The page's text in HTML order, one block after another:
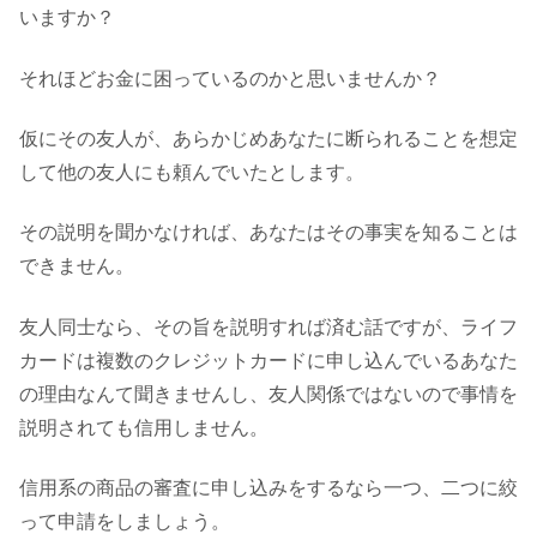
いますか？
それほどお金に困っているのかと思いませんか？
仮にその友人が、あらかじめあなたに断られることを想定
して他の友人にも頼んでいたとします。
その説明を聞かなければ、あなたはその事実を知ることは
できません。
友人同士なら、その旨を説明すれば済む話ですが、ライフ
カードは複数のクレジットカードに申し込んでいるあなた
の理由なんて聞きませんし、友人関係ではないので事情を
説明されても信用しません。
信用系の商品の審査に申し込みをするなら一つ、二つに絞
って申請をしましょう。